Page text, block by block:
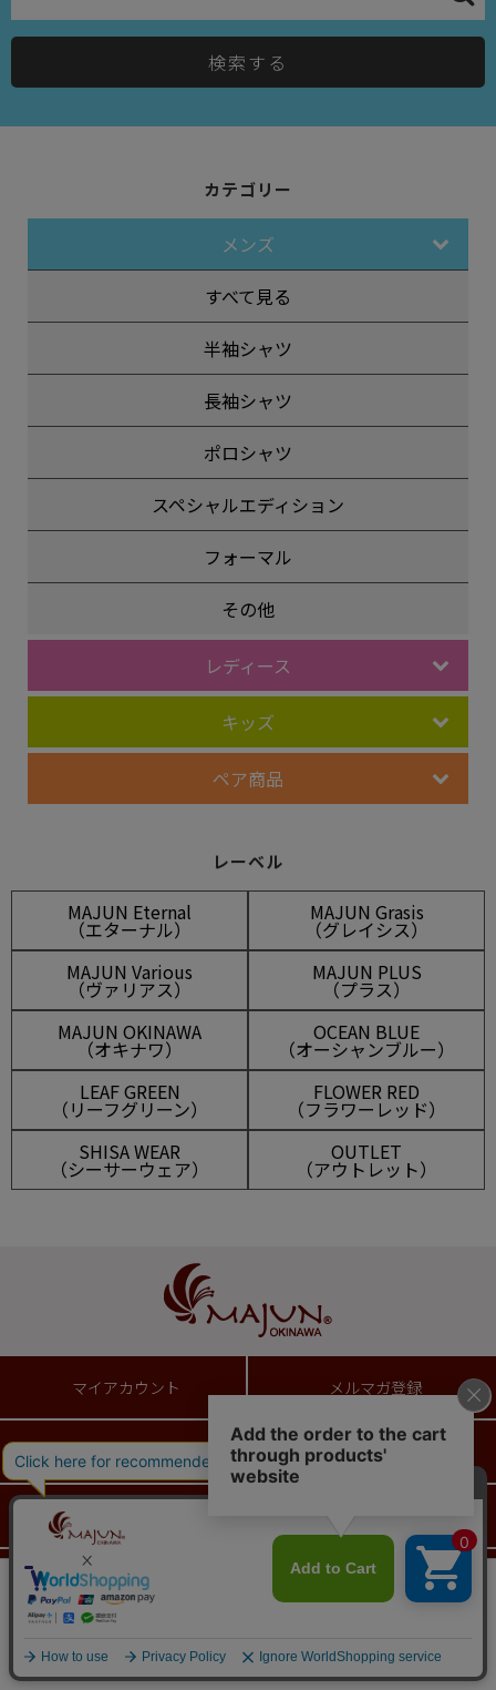
検索する
カテゴリー
メンズ
すべて見る
半袖シャツ
長袖シャツ
ポロシャツ
スペシャルエディション
フォーマル
その他
レディース
キッズ
ペア商品
レーベル
MAJUN Eternal
（エターナル）
MAJUN Grasis
（グレイシス）
MAJUN Various
（ヴァリアス）
MAJUN PLUS
（プラス）
MAJUN OKINAWA
（オキナワ）
OCEAN BLUE
（オーシャンブルー）
LEAF GREEN
（リーフグリーン）
FLOWER RED
（フラワーレッド）
SHISA WEAR
（シーサーウェア）
OUTLET
（アウトレット）
マイアカウント メルマガ登録
新規会員登録 ログイン
ショッピングガイド
返品特約について ギフトラッピングサービス
会員は963ポイント付与！
¥19,250税込